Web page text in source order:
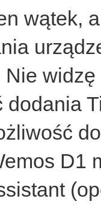
wątek,
widzę
D1